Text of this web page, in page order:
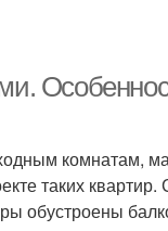
комнатам,
таких квартир.
обустроены